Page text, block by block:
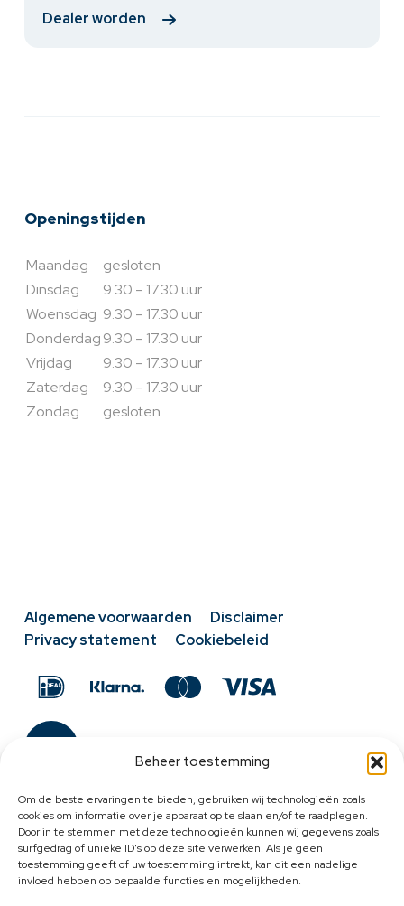
Beheer toestemming
Om de beste ervaringen te bieden, gebruiken wij technologieën zoals
cookies om informatie over je apparaat op te slaan en/of te raadplegen.
Door in te stemmen met deze technologieën kunnen wij gegevens zoals
surfgedrag of unieke ID's op deze site verwerken. Als je geen
toestemming geeft of uw toestemming intrekt, kan dit een nadelige
invloed hebben op bepaalde functies en mogelijkheden.
Dealer worden
Openingstijden
Maandag
gesloten
Dinsdag
9.30 – 17.30 uur
Woensdag 9.30 – 17.30 uur
Donderdag9.30 – 17.30 uur
Vrijdag
9.30 – 17.30 uur
Zaterdag
9.30 – 17.30 uur
Zondag
gesloten
Algemene voorwaarden
Disclaimer
Privacy statement
Cookiebeleid